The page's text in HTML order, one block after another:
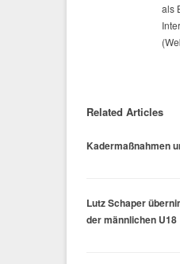
als
Related Articles
Kadermaßnahmen
Lutz Schaper
der männlichen U18